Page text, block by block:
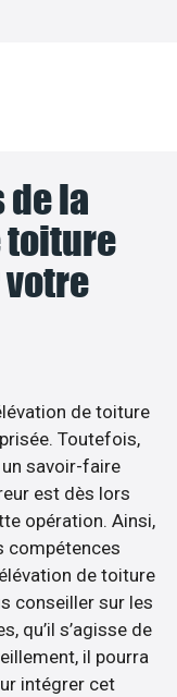
de la
toiture
de toiture
Toutefois,
savoir-faire
est dès lors
opération. Ainsi,
compétences
de toiture
conseiller sur les
qu’il s’agisse de
il pourra
intégrer cet